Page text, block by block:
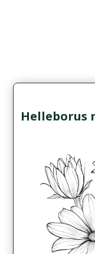
Helleborus